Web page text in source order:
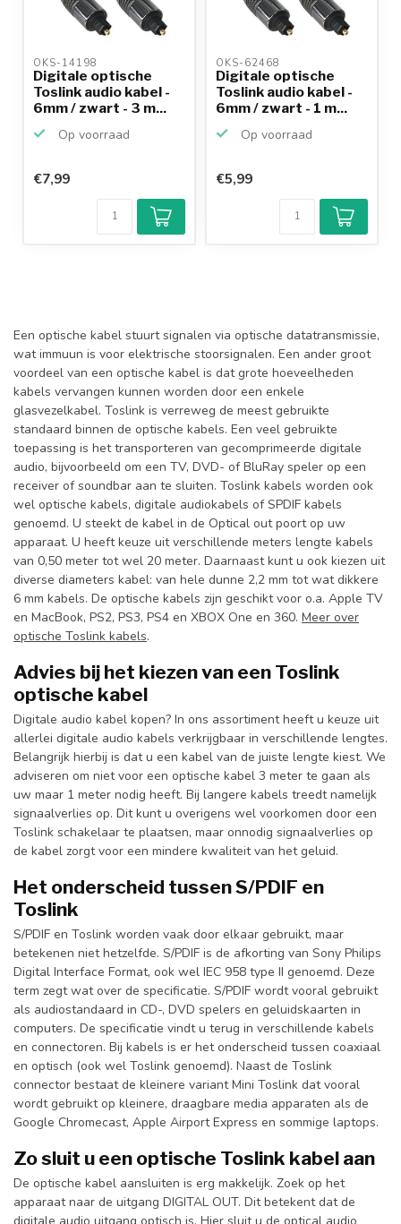
OKS-14198
Digitale optische
Toslink audio kabel -
6mm / zwart - 3 m...
Op voorraad
€7,99
OKS-62468
Digitale optische
Toslink audio kabel -
6mm / zwart - 1 m...
Op voorraad
€5,99
Een optische kabel stuurt signalen via optische datatransmissie,
wat immuun is voor elektrische stoorsignalen. Een ander groot
voordeel van een optische kabel is dat grote hoeveelheden
kabels vervangen kunnen worden door een enkele
glasvezelkabel. Toslink is verreweg de meest gebruikte
standaard binnen de optische kabels. Een veel gebruikte
toepassing is het transporteren van gecomprimeerde digitale
audio, bijvoorbeeld om een TV, DVD- of BluRay speler op een
receiver of soundbar aan te sluiten. Toslink kabels worden ook
wel optische kabels, digitale audiokabels of SPDIF kabels
genoemd. U steekt de kabel in de Optical out poort op uw
apparaat. U heeft keuze uit verschillende meters lengte kabels
van 0,50 meter tot wel 20 meter. Daarnaast kunt u ook kiezen uit
diverse diameters kabel: van hele dunne 2,2 mm tot wat dikkere
6 mm kabels. De optische kabels zijn geschikt voor o.a. Apple TV
en MacBook, PS2, PS3, PS4 en XBOX One en 360. Meer over
optische Toslink kabels.
Advies bij het kiezen van een Toslink
optische kabel
Digitale audio kabel kopen? In ons assortiment heeft u keuze uit
allerlei digitale audio kabels verkrijgbaar in verschillende lengtes.
Belangrijk hierbij is dat u een kabel van de juiste lengte kiest. We
adviseren om niet voor een optische kabel 3 meter te gaan als
uw maar 1 meter nodig heeft. Bij langere kabels treedt namelijk
signaalverlies op. Dit kunt u overigens wel voorkomen door een
Toslink schakelaar te plaatsen, maar onnodig signaalverlies op
de kabel zorgt voor een mindere kwaliteit van het geluid.
Het onderscheid tussen S/PDIF en
Toslink
S/PDIF en Toslink worden vaak door elkaar gebruikt, maar
betekenen niet hetzelfde. S/PDIF is de afkorting van Sony Philips
Digital Interface Format, ook wel IEC 958 type II genoemd. Deze
term zegt wat over de specificatie. S/PDIF wordt vooral gebruikt
als audiostandaard in CD-, DVD spelers en geluidskaarten in
computers. De specificatie vindt u terug in verschillende kabels
en connectoren. Bij kabels is er het onderscheid tussen coaxiaal
en optisch (ook wel Toslink genoemd). Naast de Toslink
connector bestaat de kleinere variant Mini Toslink dat vooral
wordt gebruikt op kleinere, draagbare media apparaten als de
Google Chromecast, Apple Airport Express en sommige laptops.
Zo sluit u een optische Toslink kabel aan
De optische kabel aansluiten is erg makkelijk. Zoek op het
apparaat naar de uitgang DIGITAL OUT. Dit betekent dat de
digitale audio uitgang optisch is. Hier sluit u de optical audio